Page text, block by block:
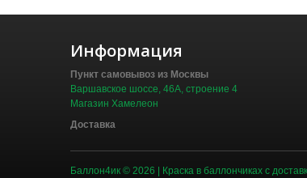
Информация
Пункт самовывоз из Москвы
Варшавское шоссе, 46А, строение 4
Магазин Хамелеон
Доставка
Баллон4ик © 2026 | Краска в баллончиках с